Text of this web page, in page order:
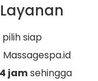
siap
jamsehingga